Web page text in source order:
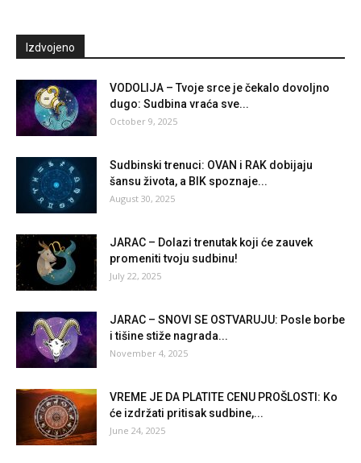
Izdvojeno
VODOLIJA – Tvoje srce je čekalo dovoljno
dugo: Sudbina vraća sve...
October 9, 2025
Sudbinski trenuci: OVAN i RAK dobijaju
šansu života, a BIK spoznaje...
August 30, 2025
JARAC – Dolazi trenutak koji će zauvek
promeniti tvoju sudbinu!
July 22, 2025
JARAC – SNOVI SE OSTVARUJU: Posle borbe
i tišine stiže nagrada...
November 4, 2025
VREME JE DA PLATITE CENU PROŠLOSTI: Ko
će izdržati pritisak sudbine,...
June 24, 2025